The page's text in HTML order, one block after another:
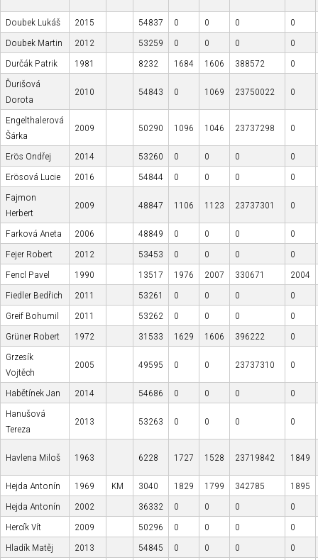
Doubek Lukáš 2015 54837 0 0 0
0
Doubek Martin
2012 53259 0 0 0
0
Durčák Patrik
1981 8232 1684 1606 388572
0
Ďurišová
Dorota
2010 54843 0 1069 23750022 0
Engelthalerová
Šárka
2009 50290 1096 1046 23737298 0
Erös Ondřej 2014 53260 0 0 0
0
Erösová Lucie
2016 54844 0 0 0
0
Fajmon
Herbert
2009 48847 1106 1123 23737301 0
Farková Aneta 2006 48849 0 0 0
0
Fejer Robert
2012 53453 0 0 0
0
Fencl Pavel
1990 13517 1976 2007 330671
2004
Fiedler Bedřich
2011 53261 0 0 0
0
Greif Bohumil
2011 53262 0 0 0
0
Grüner Robert
1972 31533 1629 1606 396222
0
Grzesík
Vojtěch
2005 49595 0 0 23737310 0
Habětínek Jan 2014 54686 0 0 0
0
Hanušová
Tereza
2013 53263 0 0 0 0
Havlena Miloš 1963 6228 1727 1528 23719842 1849
Hejda Antonín 1969 KM 3040 1829 1799 342785
1895
Hejda Antonín
2002 36332 0 0 0
0
Hercík Vít
2009 50296 0 0 0
0
Hladík Matěj
2013 54845 0 0 0
0